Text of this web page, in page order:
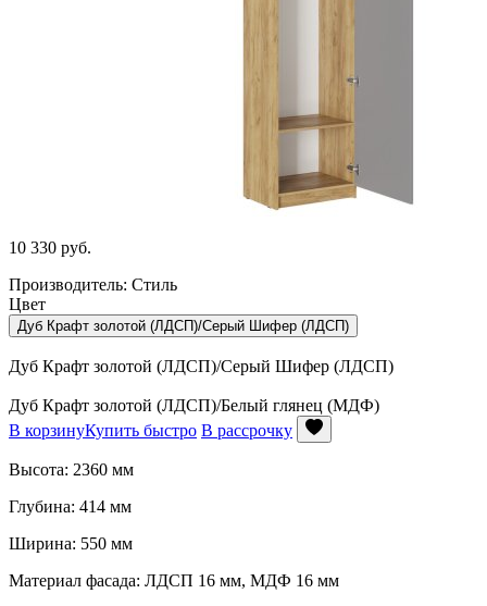
10 330 руб.
Производитель: Стиль
Цвет
Дуб Крафт золотой (ЛДСП)/Серый Шифер (ЛДСП)
Дуб Крафт золотой (ЛДСП)/Серый Шифер (ЛДСП)
Дуб Крафт золотой (ЛДСП)/Белый глянец (МДФ)
В корзинуКупить быстро В рассрочку
Высота: 2360 мм
Глубина: 414 мм
Ширина: 550 мм
Материал фасада: ЛДСП 16 мм, МДФ 16 мм